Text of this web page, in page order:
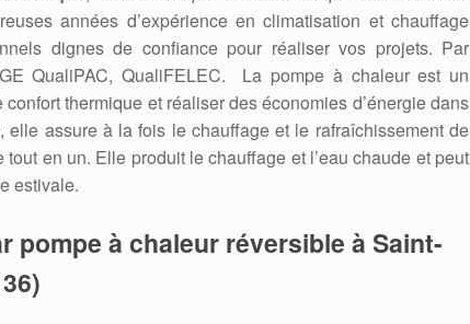
années d’expérience en climatisation et chauffage
dignes de confiance pour réaliser vos projets. Par
QualiPAC, QualiFELEC. La pompe à chaleur est un
thermique et réaliser des économies d’énergie dans
elle assure à la fois le chauffage et le rafraîchissement de
en un. Elle produit le chauffage et l’eau chaude et peut
estivale.
pompe à chaleur réversible à Saint-